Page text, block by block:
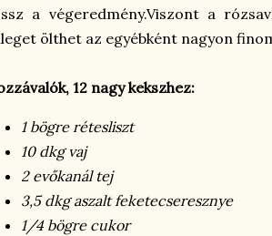
a végeredmény.Viszont a
ölthet az egyébként nagyon
12 nagy kekszhez:
1 bögre rétesliszt
10 dkg vaj
2 evőkanál tej
3,5 dkg aszalt feketecseresznye
1/4 bögre cukor